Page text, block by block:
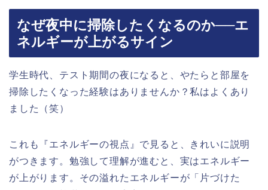
なぜ夜中に掃除したくなるのか──エ
ネルギーが上がるサイン
学生時代、テスト期間の夜になると、やたらと部屋を
掃除したくなった経験はありませんか？私はよくあり
ました（笑）
これも『エネルギーの視点』で見ると、きれいに説明
がつきます。勉強して理解が進むと、実はエネルギー
が上がります。その溢れたエネルギーが「片づけた